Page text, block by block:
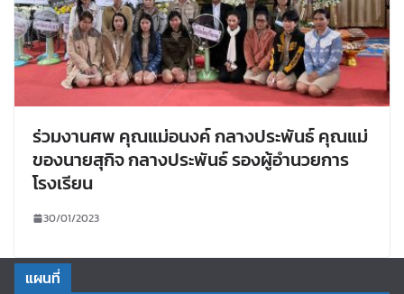
ร่วมงานศพ คุณแม่อนงค์ กลางประพันธ์ คุณแม่
ของนายสุกิจ กลางประพันธ์ รองผู้อำนวยการ
โรงเรียน
30/01/2023
แผนที่